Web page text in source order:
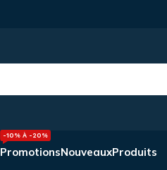
Promotions
-10% À -20%
NouveauxProduits